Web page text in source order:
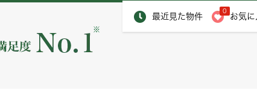
最近見た物件
0
お気に
※